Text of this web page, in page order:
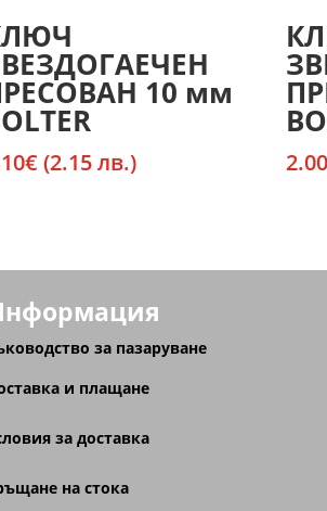
10 мм
€ (2.15 лв.)
за пазаруване
и плащане
за доставка
на стока